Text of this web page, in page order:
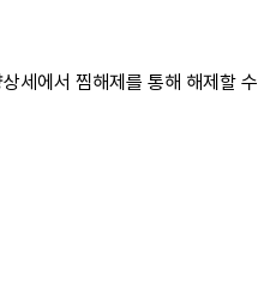
세에서 찜해제를 통해 해제할 수